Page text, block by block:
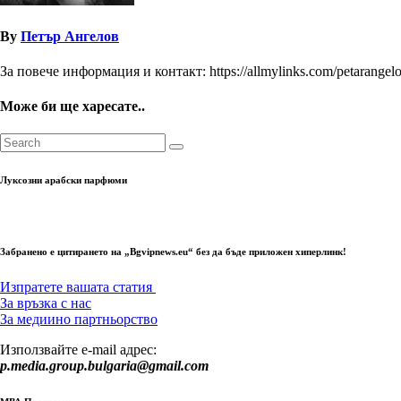
By Петър Ангелов
За повече информация и контакт: https://allmylinks.com/
Може би ще харесате..
Луксозни арабски парфюми
Забранено е цитирането на „Bgvipnews.eu“ без да бъде приложен хиперлинк!
Изпратете вашата статия
За връзка с нас
За медиино партньорство
Използвайте e-mail адрес:
p.media.group.bulgaria@gmail.com